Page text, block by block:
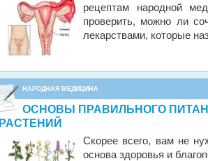
рецептам народной
проверить, можно ли
лекарствами, которые
НАРОДНАЯ МЕДИЦИНА
ОСНОВЫ ПРАВИЛЬНОГО
РАСТЕНИЙ
Скорее всего, вам не
основа здоровья и